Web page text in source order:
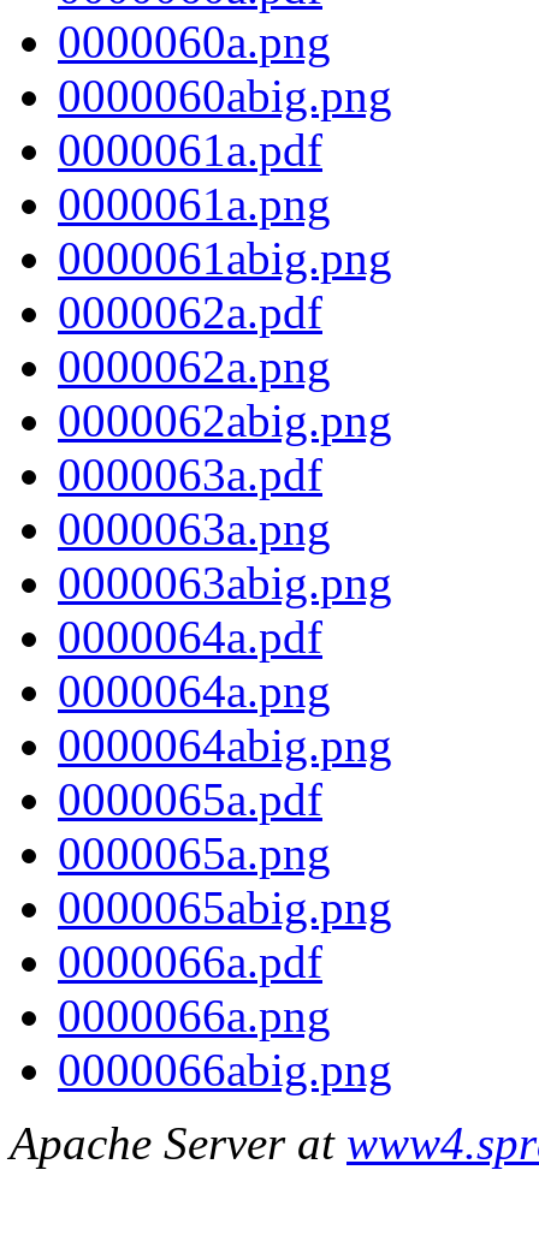
0000060a.png
0000060abig.png
0000061a.pdf
0000061a.png
0000061abig.png
0000062a.pdf
0000062a.png
0000062abig.png
0000063a.pdf
0000063a.png
0000063abig.png
0000064a.pdf
0000064a.png
0000064abig.png
0000065a.pdf
0000065a.png
0000065abig.png
0000066a.pdf
0000066a.png
0000066abig.png
Apache Server at